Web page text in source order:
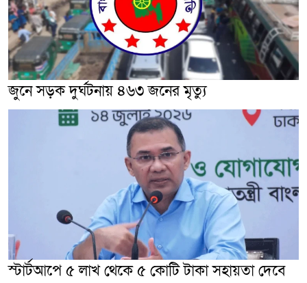
জুনে সড়ক দুর্ঘটনায় ৪৬৩ জনের মৃত্যু
স্টার্টআপে ৫ লাখ থেকে ৫ কোটি টাকা সহায়তা দেবে